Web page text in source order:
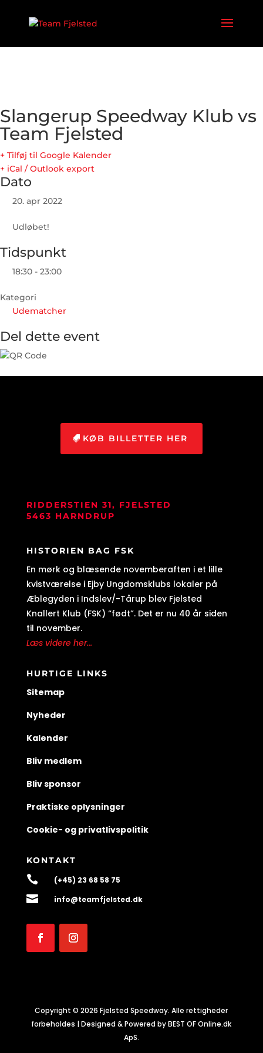
Slangerup Speedway Klub vs
Team Fjelsted
+ Tilføj til Google Kalender
+ iCal / Outlook export
Dato
20. apr 2022
Udløbet!
Tidspunkt
18:30 - 23:00
Kategori
Udematcher
Del dette event
KØB BILLETTER HER
RIDDERSTIEN 31, FJELSTED
5463 HARNDRUP
HISTORIEN BAG FSK
En mørk og blæsende novemberaften i et lille
kvistværelse i Ejby Ungdomsklubs lokaler på
Æblegyden i Indslev/-Tårup blev Fjelsted
Knallert Klub (FSK) “født”. Det er nu 40 år siden
til november.
Læs videre her...
HURTIGE LINKS
Sitemap
Nyheder
Kalender
Bliv medlem
Bliv sponsor
Praktiske oplysninger
Cookie- og privatlivspolitik
KONTAKT
 (+45) 23 68 58 75
 info@teamfjelsted.dk
Copyright © 2026 Fjelsted Speedway. Alle rettigheder
forbeholdes | Designed & Powered by BEST OF Online.dk
ApS.